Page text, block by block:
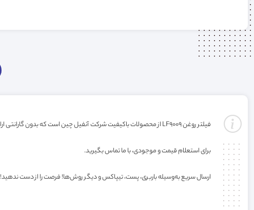
فیلتر روغن LF9009 از محصولات باکیفیت شرکت آنفیل چین است که بدون گارانتی ارائه می‌شود. خرید این فیلتر به صورت عمده یا کارتنی شامل تخفیف ویژه فروشگاه می‌باشد.
برای استعلام قیمت و موجودی، با ما تماس بگیرید.
ارسال سریع به‌وسیله باربری، پست، تیپاکس و دیگر روش‌ها! فرصت را از دست ندهید!